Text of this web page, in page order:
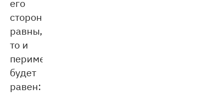
стороны
равны,
то и
периметр
будет
равен: